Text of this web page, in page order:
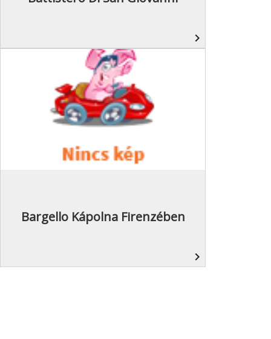
navigate_next
Bargello Kápolna Firenzében
navigate_next